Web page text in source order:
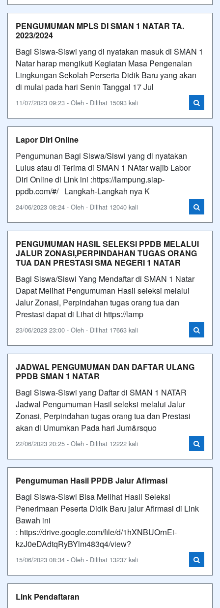
PENGUMUMAN MPLS DI SMAN 1 NATAR TA.
2023/2024
Bagi Siswa-Siswi yang di nyatakan masuk di SMAN 1
Natar harap mengikuti Kegiatan Masa Pengenalan
Lingkungan Sekolah Perserta Didik Baru yang akan
di mulai pada hari Senin Tanggal 17 Jul
11/07/2023 09:23 - Oleh - Dilihat 15093 kali
Lapor Diri Online
Pengumunan Bagi Siswa/Siswi yang di nyatakan
Lulus atau di Terima di SMAN 1 NAtar wajib Labor
Diri Online di Link ini :https://lampung.siap-
ppdb.com/#/ Langkah-Langkah nya K
24/06/2023 08:24 - Oleh - Dilihat 12040 kali
PENGUMUMAN HASIL SELEKSI PPDB MELALUI
JALUR ZONASI,PERPINDAHAN TUGAS ORANG
TUA DAN PRESTASI SMA NEGERI 1 NATAR
Bagi Siswa/Siswi Yang Mendaftar di SMAN 1 Natar
Dapat Melihat Pengumuman Hasil seleksi melalui
Jalur Zonasi, Perpindahan tugas orang tua dan
Prestasi dapat di Lihat di https://lamp
23/06/2023 23:00 - Oleh - Dilihat 17663 kali
JADWAL PENGUMUMAN DAN DAFTAR ULANG
PPDB SMAN 1 NATAR
Bagi Siswa-Siswi yang Daftar di SMAN 1 NATAR
Jadwal Pengumuman Hasil seleksi melalui Jalur
Zonasi, Perpindahan tugas orang tua dan Prestasi
akan di Umumkan Pada hari Jum&rsquo
22/06/2023 20:25 - Oleh - Dilihat 12222 kali
Pengumuman Hasil PPDB Jalur Afirmasi
Bagi Siswa-Siswi Bisa Melihat Hasil Seleksi
Penerimaan Peserta Didik Baru jalur Afirmasi di Link
Bawah ini
: https://drive.google.com/file/d/1hXNBUOrnEi-
kzJ0eDAdtqRyBYlm483q4/view?
15/06/2023 08:34 - Oleh - Dilihat 13237 kali
Link Pendaftaran